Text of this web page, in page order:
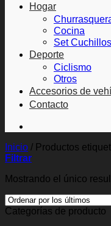
Hogar
Cocina
Set Cuchillos
Deporte
Ciclismo
Otros
Accesorios de
Contacto
Inicio / Productos
Filtrar
Mostrando el único
Categorías de producto